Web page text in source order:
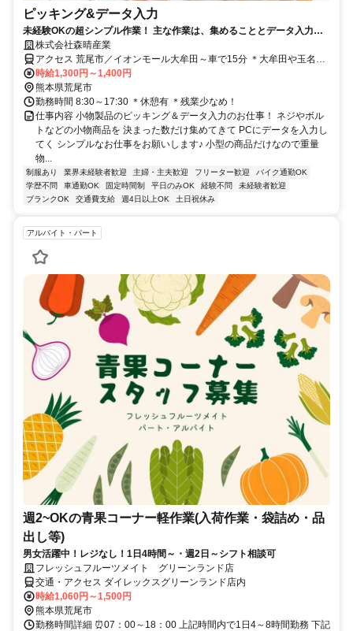
ピッキング&データ入力
未経験OKの超シンプル作業！ 主な作業は、集めることとデータ入力だ
け★土日休み＆日勤のみ！小物商品だから力仕事はとっても少なめです♪
株式会社森晴産業
アクセス 荒尾市／イオンモール大牟田～車で15分 ＊大牟田や玉名か
ら通うスタッフも多数います♪
時給1,300円～1,400円
熊本県荒尾市
勤務時間 8:30～17:30 ＊休憩有 ＊残業少なめ！
仕事内容 小物製品のピッキング＆データ入力のお仕事！ ネジやボル
トなどの小物商品を 決まった数だけ集めてきて PCにデータを入力し
てく シンプルなお仕事をお願いします♪ 小型の商品だけなので重量
物...
制服あり 業界未経験者歓迎 主婦・主夫歓迎 フリーター歓迎
バイク通勤OK
学歴不問
車通勤OK 固定時間制 平日のみOK 経験不問
未経験者歓迎
ブランクOK
交通費支給 週4日以上OK 土日祝休み
アルバイト・パート
週2~OKの青果コーナー軽作業(入荷作業・袋詰め・品
出し等)
男女活躍中！レジなし！1日4時間～・週2日～シフト相談可
フレッシュフルーツメイト グリーンランド店
交通・アクセス ダイレックスグリーンランド店内
時給1,060円～1,500円
熊本県荒尾市
勤務時間詳細 ⏰07：00～18：00 上記時間内で1日4～8時間勤務 下記